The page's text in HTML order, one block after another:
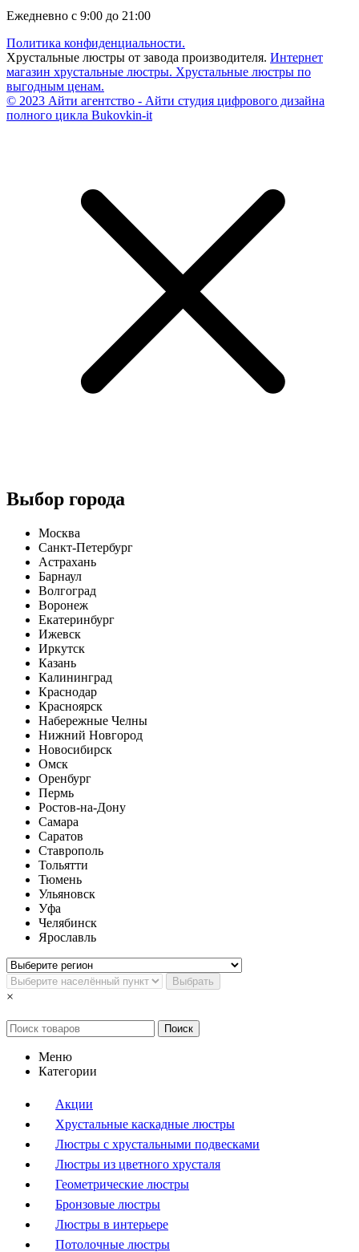
Ежедневно с 9:00 до 21:00
Политика конфиденциальности.
Хрустальные люстры от завода производителя. Интернет
магазин хрустальные люстры. Хрустальные люстры по
выгодным ценам.
© 2023 Айти агентство - Айти студия цифрового дизайна
полного цикла Bukovkin-it
Выбор города
Москва
Санкт-Петербург
Астрахань
Барнаул
Волгоград
Воронеж
Екатеринбург
Ижевск
Иркутск
Казань
Калининград
Краснодар
Красноярск
Набережные Челны
Нижний Новгород
Новосибирск
Омск
Оренбург
Пермь
Ростов-на-Дону
Самара
Саратов
Ставрополь
Тольятти
Тюмень
Ульяновск
Уфа
Челябинск
Ярославль
Выбрать
×
Поиск
Меню
Категории
Акции
Хрустальные каскадные люстры
Люстры с хрустальными подвесками
Люстры из цветного хрусталя
Геометрические люстры
Бронзовые люстры
Люстры в интерьере
Потолочные люстры